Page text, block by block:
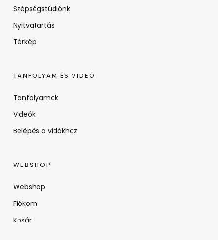
Szépségstúdiónk
Nyitvatartás
Térkép
TANFOLYAM ÉS VIDEÓ
Tanfolyamok
Videók
Belépés a vidókhoz
WEBSHOP
Webshop
Fiókom
Kosár